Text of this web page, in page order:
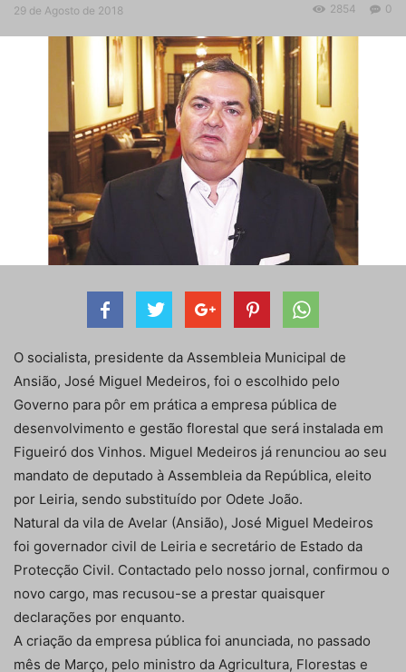
29 de Agosto de 2018 0
2854
O socialista, presidente da Assembleia Municipal de
Ansião, José Miguel Medeiros, foi o escolhido pelo
Governo para pôr em prática a empresa pública de
desenvolvimento e gestão florestal que será instalada em
Figueiró dos Vinhos. Miguel Medeiros já renunciou ao seu
mandato de deputado à Assembleia da República, eleito
por Leiria, sendo substituído por Odete João.
Natural da vila de Avelar (Ansião), José Miguel Medeiros
foi governador civil de Leiria e secretário de Estado da
Protecção Civil. Contactado pelo nosso jornal, confirmou o
novo cargo, mas recusou-se a prestar quaisquer
declarações por enquanto.
A criação da empresa pública foi anunciada, no passado
mês de Março, pelo ministro da Agricultura, Florestas e